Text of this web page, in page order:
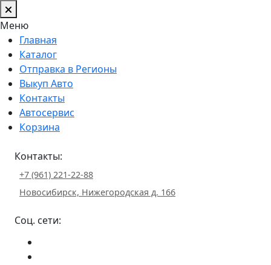
Меню
Главная
Каталог
Отправка в Регионы
Выкуп Авто
Контакты
Автосервис
Корзина
Контакты:
+7 (961) 221-22-88
Новосибирск, Нижегородская д. 166
Соц. сети: